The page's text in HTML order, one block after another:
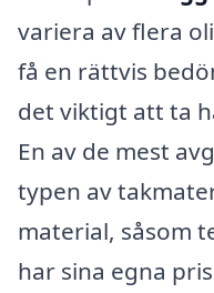
variera av flera
få en rättvis
det viktigt att ta
En av de mest
typen av
material, såsom
har sina egna